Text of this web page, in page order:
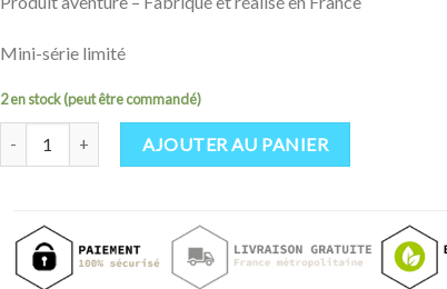
Mini-série limité
2 en stock (peut être commandé)
quantité de AventureAJOUTER AU PANIER